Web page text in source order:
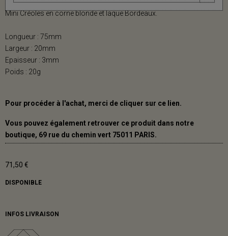
Mini Créoles en corne blonde et laque Bordeaux.
Longueur : 75mm
Largeur : 20mm
Epaisseur : 3mm
Poids : 20g
Pour procéder à l'achat, merci de cliquer sur ce lien.
Vous pouvez également retrouver ce produit dans notre
boutique, 69 rue du chemin vert 75011 PARIS.
71,50 €
DISPONIBLE
INFOS LIVRAISON